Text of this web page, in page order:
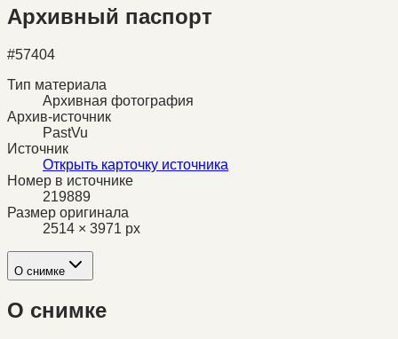
Архивный паспорт
#57404
Тип материала
Архивная фотография
Архив-источник
PastVu
Источник
Открыть карточку источника
Номер в источнике
219889
Размер оригинала
2514 × 3971 px
О снимке
О снимке